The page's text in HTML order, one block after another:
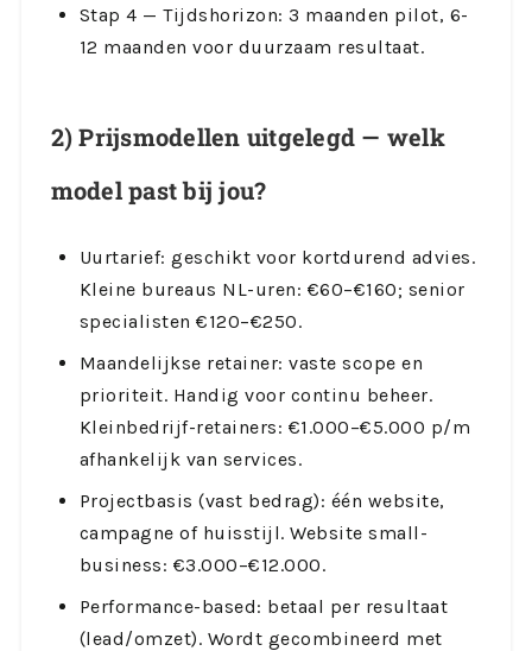
Stap 4 — Tijdshorizon: 3 maanden pilot, 6-
12 maanden voor duurzaam resultaat.
2) Prijsmodellen uitgelegd — welk
model past bij jou?
Uurtarief: geschikt voor kortdurend advies.
Kleine bureaus NL-uren: €60–€160; senior
specialisten €120–€250.
Maandelijkse retainer: vaste scope en
prioriteit. Handig voor continu beheer.
Kleinbedrijf-retainers: €1.000–€5.000 p/m
afhankelijk van services.
Projectbasis (vast bedrag): één website,
campagne of huisstijl. Website small-
business: €3.000–€12.000.
Performance-based: betaal per resultaat
(lead/omzet). Wordt gecombineerd met